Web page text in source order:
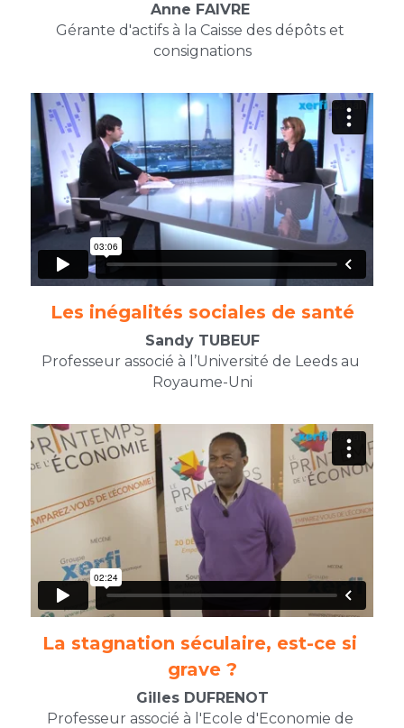
Anne FAIVRE
Gérante d'actifs à la Caisse des dépôts et
consignations
Les inégalités sociales de santé
Sandy TUBEUF
Professeur associé à l’Université de Leeds au
Royaume-Uni
La stagnation séculaire, est-ce si
grave ?​
Gilles DUFRENOT
Professeur associé à l'Ecole d'Economie de